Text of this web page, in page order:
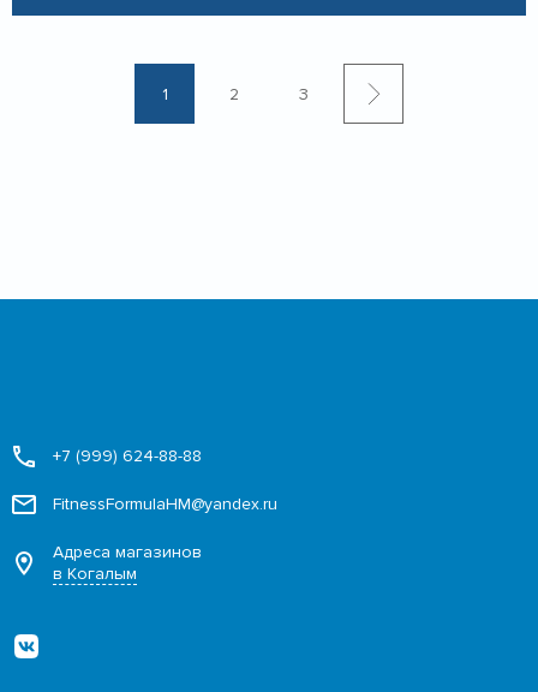
1 2 3
+7 (999) 624-88-88
FitnessFormulaHM@yandex.ru
Адреса магазинов
в Когалым